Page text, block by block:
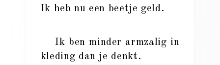
Ik heb nu een beetje geld.
Ik ben minder armzalig in
kleding dan je denkt.